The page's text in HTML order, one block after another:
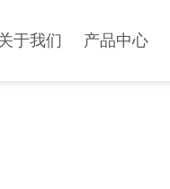
于我们 产品中心